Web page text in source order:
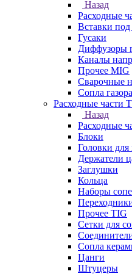
Назад
Расходные
Вставки
Гусаки
Диффузоры
Каналы
Прочее MIG
Сварочные
Сопла
Расходные части
Назад
Расходные
Блоки
Головки для
Держатели
Заглушки
Кольца
Наборы
Прочее TIG
Сетки для
Сопла
Цанги
Штуцеры